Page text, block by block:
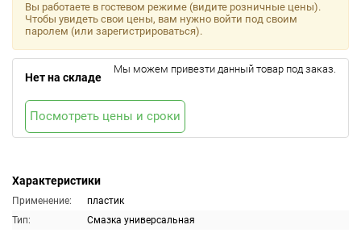
Характеристики
Применение:
пластик
Тип:
Смазка универсальная
Вы работаете в гостевом режиме (видите розничные цены).
Чтобы увидеть свои цены, вам нужно войти под своим
паролем (или зарегистрироваться).
Нет на складе
Мы можем привезти данный товар под заказ.
Посмотреть цены и сроки